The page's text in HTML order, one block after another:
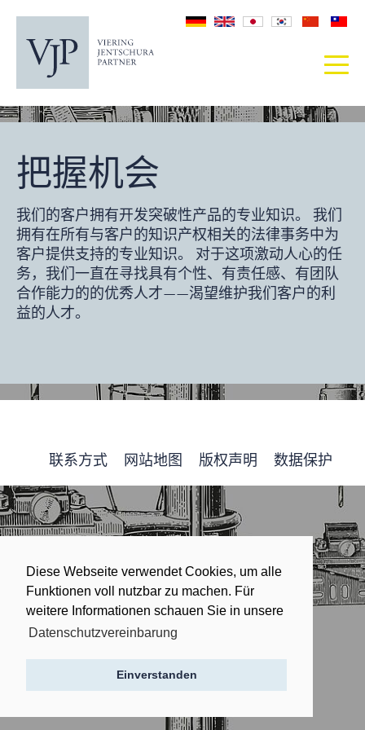
Diese Webseite verwendet Cookies, um alle
Funktionen voll nutzbar zu machen. Für
weitere Informationen schauen Sie in unsere
Datenschutzvereinbarung
Einverstanden
把握机会
我们的客户拥有开发突破性产品的专业知识。 我们
拥有在所有与客户的知识产权相关的法律事务中为
客户提供支持的专业知识。 对于这项激动人心的任
务，我们一直在寻找具有个性、有责任感、有团队
合作能力的的优秀人才——渴望维护我们客户的利
益的人才。
联系方式 网站地图 版权声明 数据保护